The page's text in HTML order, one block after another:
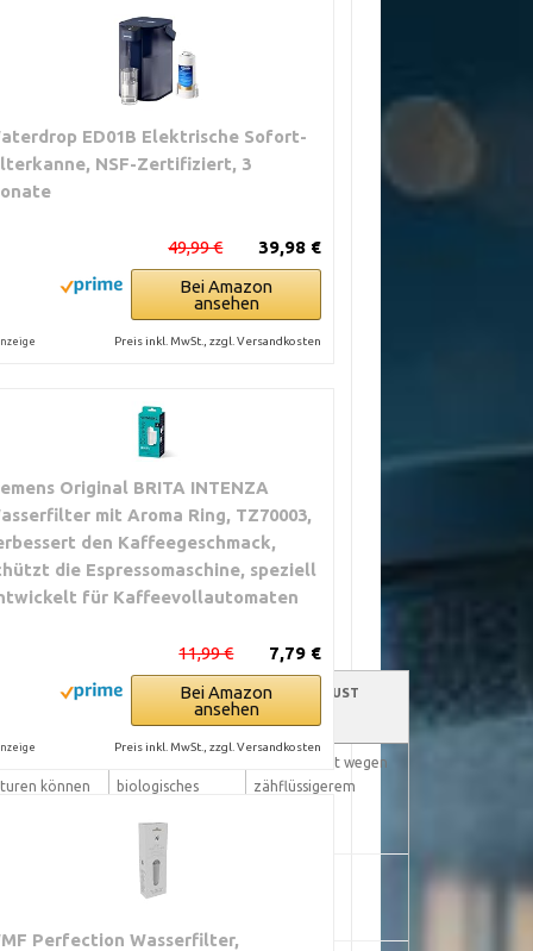
KOLONIEBILDUNG
/ BIOFOULING
DRUCKVERLUST
sehr tiefe
können
belasten
biologisches
gebremst
leicht erhöht wegen
zähflüssigerem
mäßig, abhängig
von organischer
ED01B Elektrische Sofort-
NSF-Zertifiziert, 3
39,98 €
49,99 €
Bei Amazon
ansehen
Preis inkl. MwSt., zzgl. Versandkosten
Original BRITA INTENZA
mit Aroma Ring, TZ70003,
den Kaffeegeschmack,
die Espressomaschine, speziell
für Kaffeevollautomaten
7,79 €
11,99 €
Bei Amazon
ansehen
Preis inkl. MwSt., zzgl. Versandkosten
Perfection Wasserfilter,